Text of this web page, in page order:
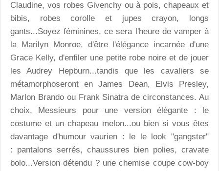
Claudine, vos robes Givenchy ou à pois, chapeaux et
bibis, robes corolle et jupes crayon, longs
gants...Soyez féminines, ce sera l'heure de vamper à
la Marilyn Monroe, d'être l'élégance incarnée d'une
Grace Kelly, d'enfiler une petite robe noire et de jouer
les Audrey Hepburn...tandis que les cavaliers se
métamorphoseront en James Dean, Elvis Presley,
Marlon Brando ou Frank Sinatra de circonstances. Au
choix, Messieurs pour une version élégante : le
costume et un chapeau melon...ou bien si vous êtes
davantage d'humour vaurien : le le look "gangster"
: pantalons serrés, chaussures bien polies, cravate
bolo...Version détendu ? une chemise coupe cow-boy